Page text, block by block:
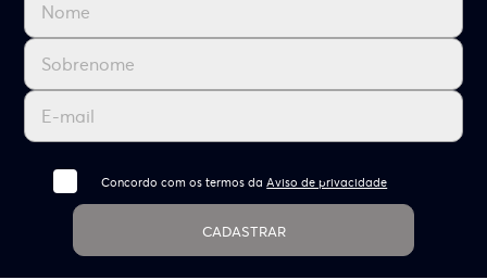
Concordo com os termos daAviso de privacidade
CADASTRAR